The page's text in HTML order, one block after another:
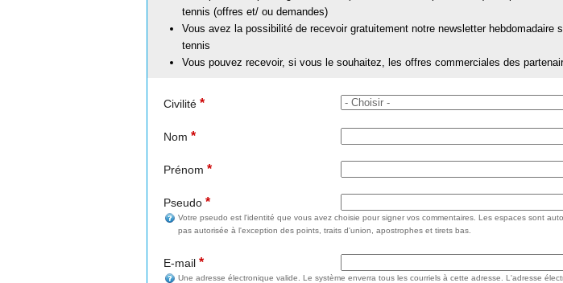
tennis (offres et/ ou demandes)
Vous avez la possibilité de recevoir gratuitement notre newsletter hebdomadaire
tennis
Vous pouvez recevoir, si vous le souhaitez, les offres commerciales des
Civilité *
Nom *
Prénom *
Pseudo *
Votre pseudo est l'identité que vous avez choisie pour signer vos commentaires. Les espaces sont
pas autorisée à l'exception des points, traits d'union, apostrophes et tirets bas.
E-mail *
Une adresse électronique valide. Le système enverra tous les courriels à cette adresse. L'adresse